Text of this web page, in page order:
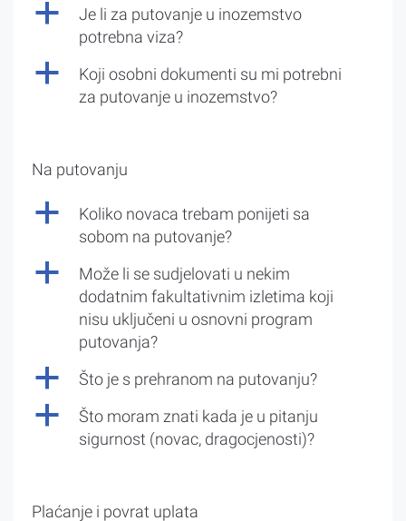
a
Je li za putovanje u inozemstvo
potrebna viza?
a
Koji osobni dokumenti su mi potrebni
za putovanje u inozemstvo?
Na putovanju
a
Koliko novaca trebam ponijeti sa
sobom na putovanje?
a
Može li se sudjelovati u nekim
dodatnim fakultativnim izletima koji
nisu uključeni u osnovni program
putovanja?
a Što je s prehranom na putovanju?
a
Što moram znati kada je u pitanju
sigurnost (novac, dragocjenosti)?
Plaćanje i povrat uplata